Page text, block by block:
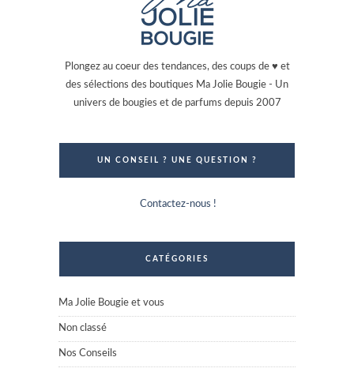
Plongez au coeur des tendances, des coups de ♥ et
des sélections des boutiques Ma Jolie Bougie - Un
univers de bougies et de parfums depuis 2007
UN CONSEIL ? UNE QUESTION ?
Contactez-nous !
CATÉGORIES
Ma Jolie Bougie et vous
Non classé
Nos Conseils